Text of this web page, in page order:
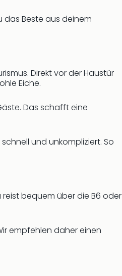
das Beste aus deinem
Direkt vor der Haustür
Eiche.
Das schafft eine
und unkompliziert. So
reist bequem über die B6 oder
empfehlen daher einen